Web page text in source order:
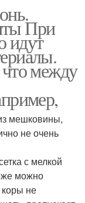
При
идут
между
мешковины,
не очень
с мелкой
можно
коры не